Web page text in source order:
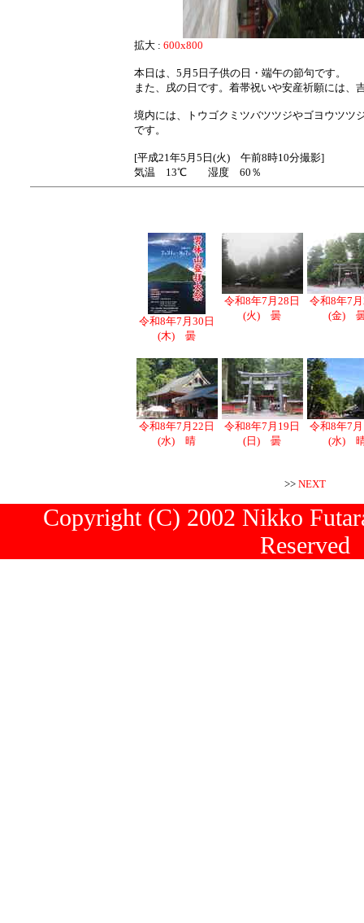
拡大 : 600x800
本日は、5月5日子供の日・端午の節句です。
また、戌の日です。着帯祝いや安産祈願には、
境内には、トウゴクミツバツツジやゴヨウツツ
です。
[平成21年5月5日(火) 午前8時10分撮影]
気温 13℃ 湿度 60％
令和8年7月30日
(木) 曇
令和8年7月28日
(火) 曇
令和8年7
(金)
令和8年7月22日
(水) 晴
令和8年7月19日
(日) 曇
令和8年7
(水)
>> NEXT
Copyright (C) 2002 Nikko
Reserved